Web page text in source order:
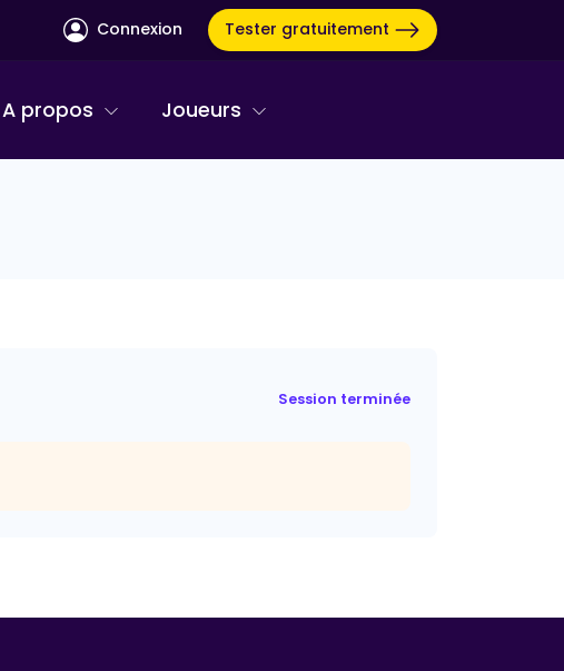
Connexion Tester gratuitement
A propos Joueurs
Session terminée